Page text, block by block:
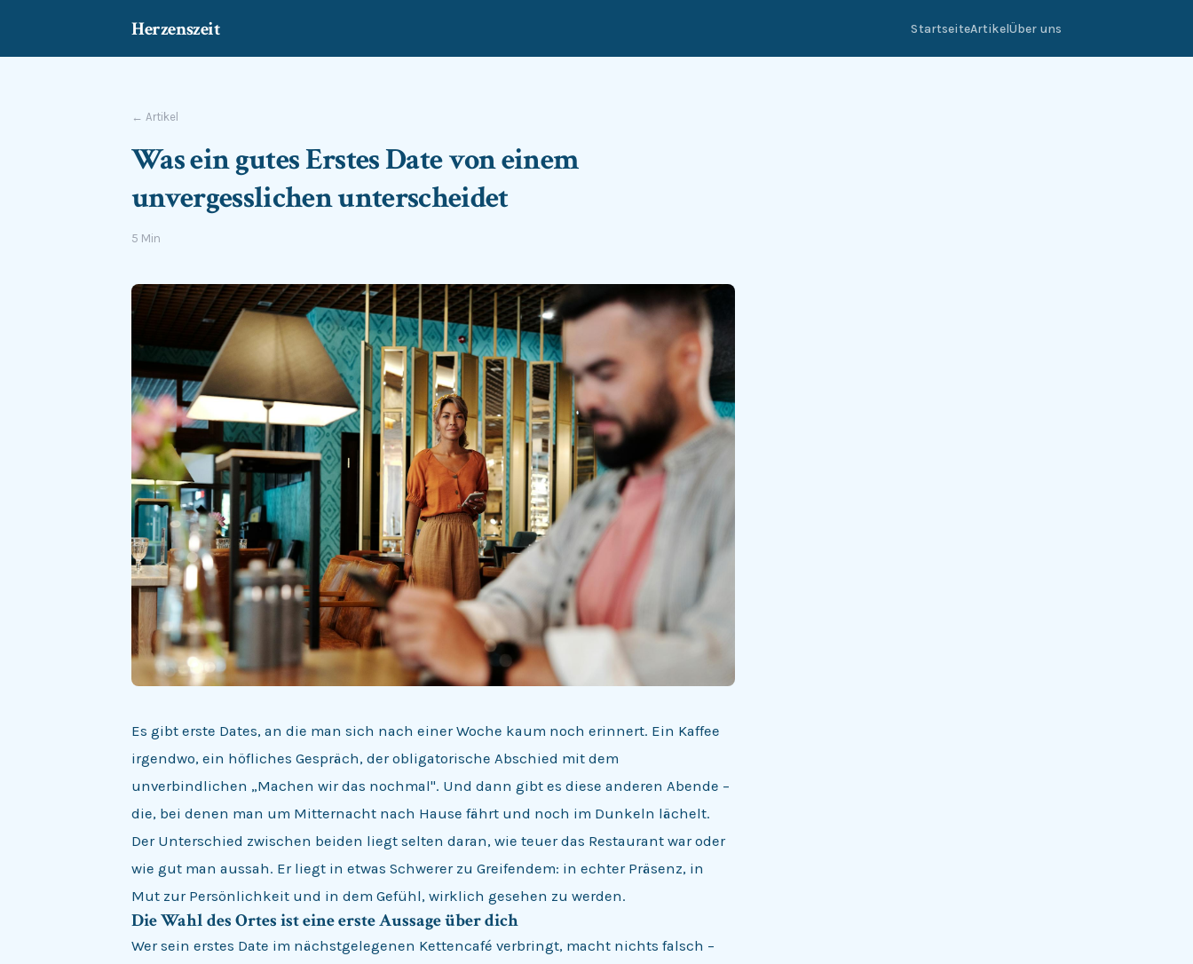
Herzenszeit StartseiteArtikelÜber uns
← Artikel
Was ein gutes Erstes Date von einem
unvergesslichen unterscheidet
5 Min
Es gibt erste Dates, an die man sich nach einer Woche kaum noch erinnert. Ein Kaffee
irgendwo, ein höfliches Gespräch, der obligatorische Abschied mit dem
unverbindlichen „Machen wir das nochmal". Und dann gibt es diese anderen Abende –
die, bei denen man um Mitternacht nach Hause fährt und noch im Dunkeln lächelt.
Der Unterschied zwischen beiden liegt selten daran, wie teuer das Restaurant war oder
wie gut man aussah. Er liegt in etwas Schwerer zu Greifendem: in echter Präsenz, in
Mut zur Persönlichkeit und in dem Gefühl, wirklich gesehen zu werden.
Die Wahl des Ortes ist eine erste Aussage über dich
Wer sein erstes Date im nächstgelegenen Kettencafé verbringt, macht nichts falsch –